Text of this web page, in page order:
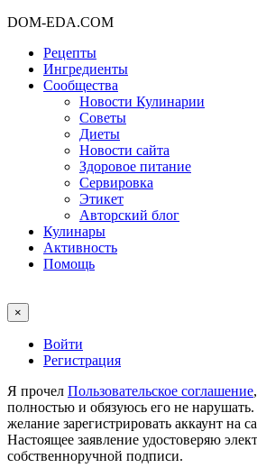
DOM-EDA.COM
Рецепты
Ингредиенты
Сообщества
Новости Кулинарии
Советы
Диеты
Новости сайта
Здоровое питание
Сервировка
Этикет
Авторский блог
Кулинары
Активность
Помощь
×
Войти
Регистрация
Я прочел Пользовательское соглашение
полностью и обязуюсь его не
желание зарегистрировать аккаунт на
Настоящее заявление удостоверяю
собственноручной подписи.